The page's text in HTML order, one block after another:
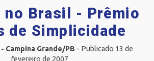
no Brasil - Prêmio
de Simplicidade
Campina Grande/PB - Publicado 13 de
fevereiro de 2007